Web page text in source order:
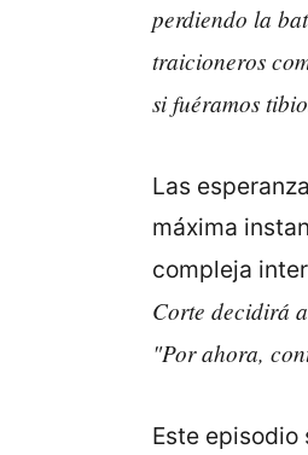
perdiendo la
traicioneros
si fuéramos
Las
máxima
compleja
Corte decidirá
"Por ahora,
Este episodio